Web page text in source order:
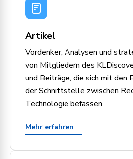
Artikel
Vordenker, Analysen und
von Mitgliedern des
und Beiträge, die sich mit den
der Schnittstelle zwischen
Technologie befassen.
Mehr erfahren